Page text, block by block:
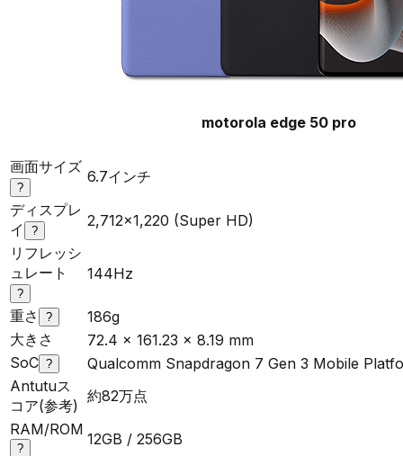
motorola edge 50 pro
画面サイズ
?
6.7インチ
ディスプレ
イ
?
2,712x1,220 (Super HD)
リフレッシ
ュレート
?
144Hz
重さ ?
186g
大きさ
72.4 x 161.23 x 8.19 mm
SoC ?
Qualcomm Snapdragon 7 Gen 3 Mobile
Antutuス
コア(参考)
約82万点
RAM/ROM
?
12GB / 256GB